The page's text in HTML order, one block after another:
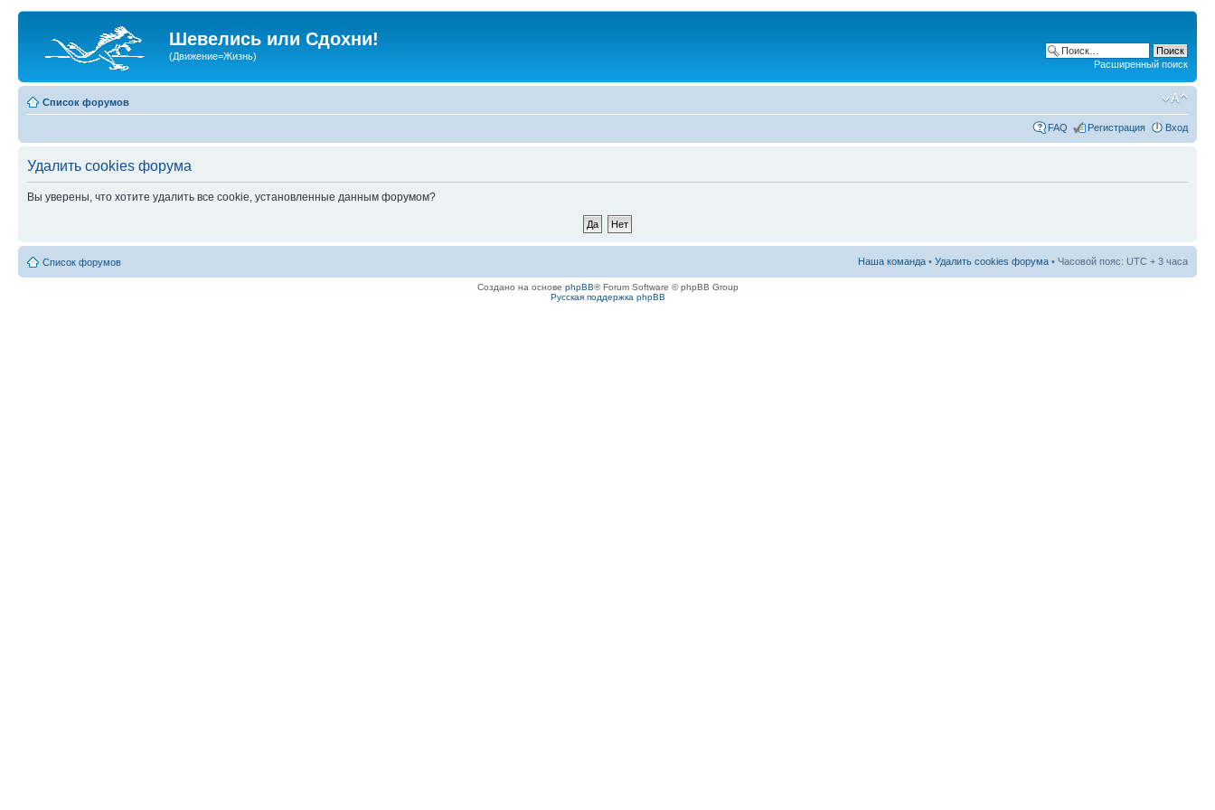
Шевелись или Сдохни!
(Движение=Жизнь)
Расширенный поиск
Список форумов
FAQ Регистрация Вход
Удалить cookies форума
Вы уверены, что хотите удалить все cookie, установленные данным форумом?
Список форумов Наша команда • Удалить cookies форума • Часовой пояс: UTC + 3 часа
Создано на основе phpBB® Forum Software © phpBB Group
Русская поддержка phpBB